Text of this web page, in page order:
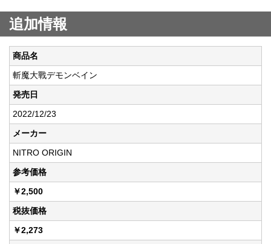
追加情報
商品名
斬魔大戰デモンベイン
発売日
2022/12/23
メーカー
NITRO ORIGIN
参考価格
￥2,500
税抜価格
￥2,273